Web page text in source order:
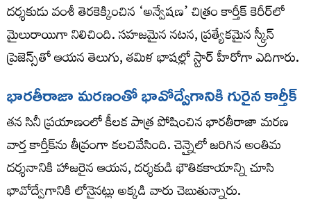
దర్శకుడు వంశీ తెరకెక్కించిన ‘అన్వేషణ’ చిత్రం కార్తీక్ కెరీర్‌లో
మైలురాయిగా నిలిచింది. సహజమైన నటన, ప్రత్యేకమైన స్క్రీన్
ప్రెజెన్స్‌తో ఆయన తెలుగు, తమిళ భాషల్లో స్టార్ హీరోగా ఎదిగారు.
భారతీరాజా మరణంతో భావోద్వేగానికి గురైన కార్తీక్
తన సినీ ప్రయాణంలో కీలక పాత్ర పోషించిన భారతీరాజా మరణ
వార్త కార్తీక్‌ను తీవ్రంగా కలచివేసింది. చెన్నైలో జరిగిన అంతిమ
దర్శనానికి హాజరైన ఆయన, దర్శకుడి భౌతికకాయాన్ని చూసి
భావోద్వేగానికి లోనైనట్లు అక్కడి వారు చెబుతున్నారు.